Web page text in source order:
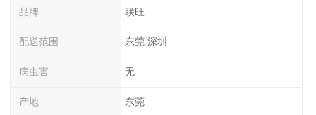
品牌 联旺
配送范围 东莞 深圳
病虫害 无
产地 东莞